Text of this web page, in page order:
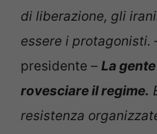
di liberazione, gli
essere i protagonisti.
presidente – La
rovesciare il regime.
resistenza